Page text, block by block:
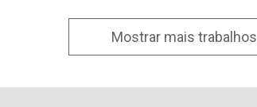
Mostrar mais trabalhos